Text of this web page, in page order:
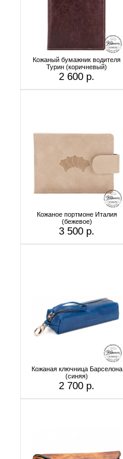
Кожаный бумажник водителя
Турин (коричневый)
2 600 р.
Кожаное портмоне Италия
(бежевое)
3 500 р.
Кожаная ключница Барселона
(синяя)
2 700 р.